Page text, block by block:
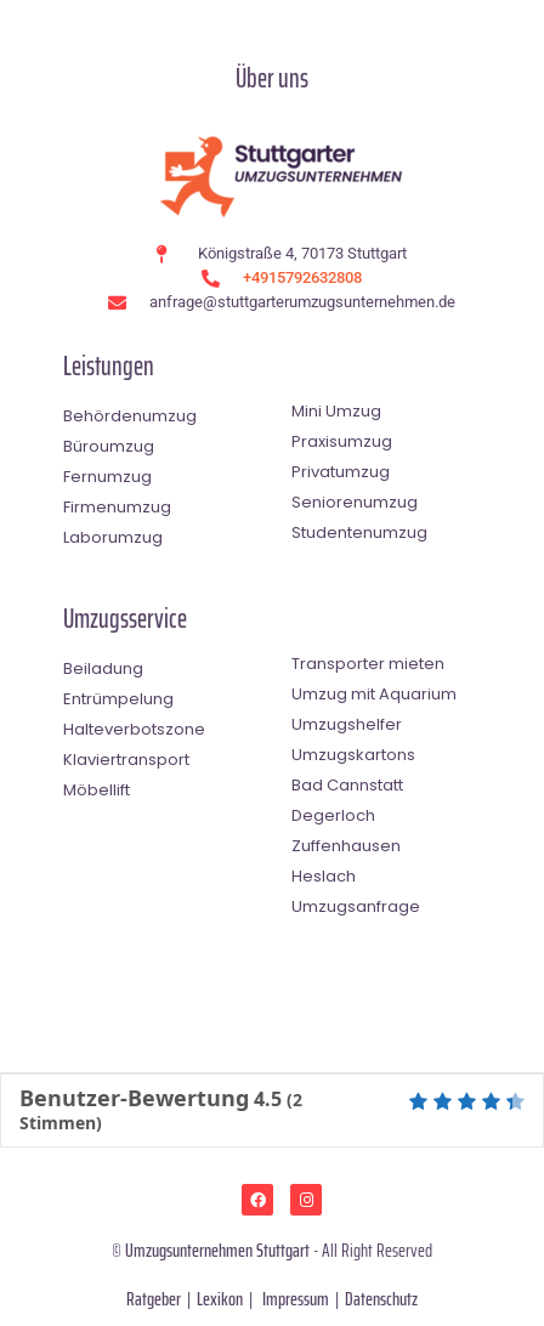
Über uns
Königstraße 4, 70173 Stuttgart
+4915792632808
anfrage@stuttgarterumzugsunternehmen.de
Leistungen
Behördenumzug
Büroumzug
Fernumzug
Firmenumzug
Laborumzug
Mini Umzug
Praxisumzug
Privatumzug
Seniorenumzug
Studentenumzug
Umzugsservice
Beiladung
Entrümpelung
Halteverbotszone
Klaviertransport
Möbellift
Transporter mieten
Umzug mit Aquarium
Umzugshelfer
Umzugskartons
Bad Cannstatt
Degerloch
Zuffenhausen
Heslach
Umzugsanfrage
Benutzer-Bewertung 4.5 (2
Stimmen)
©Umzugsunternehmen Stuttgart- All Right Reserved
Ratgeber | Lexikon | Impressum | Datenschutz